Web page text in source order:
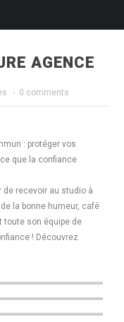
AGENCE
· 0 comments
: protéger vos
que la confiance
de recevoir au studio à
la bonne humeur, café
toute son équipe de
! Découvrez